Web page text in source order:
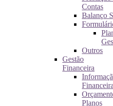
Contas
Balanço
Outros
Gestão
Financeira
Financeira
Planos